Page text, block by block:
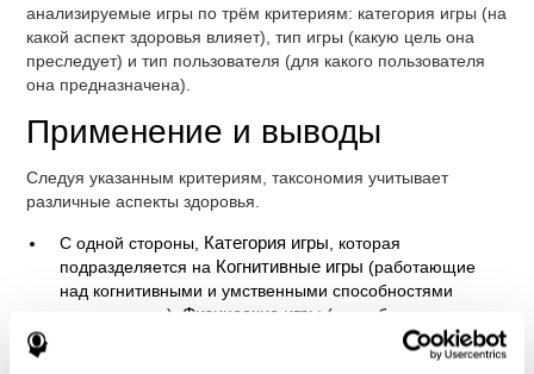
анализируемые игры по трём критериям: категория игры (на
какой аспект здоровья влияет), тип игры (какую цель она
преследует) и тип пользователя (для какого пользователя
она предназначена).
Применение и выводы
Следуя указанным критериям, таксономия учитывает
различные аспекты здоровья.
С одной стороны, Категория игры , которая
подразделяется на Когнитивные игры (работающие
над когнитивными и умственными способностями
пользователя), Физические игры (способствующие
Социально-
(способствующие установлению